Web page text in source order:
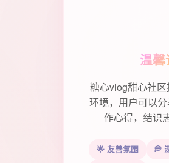
温
糖心vlog甜心社
环境，用户可以
作心得，结识
🌟 友善氛围
💭